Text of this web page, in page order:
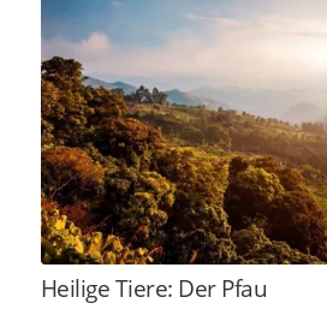
Heilige Tiere: Der Pfau